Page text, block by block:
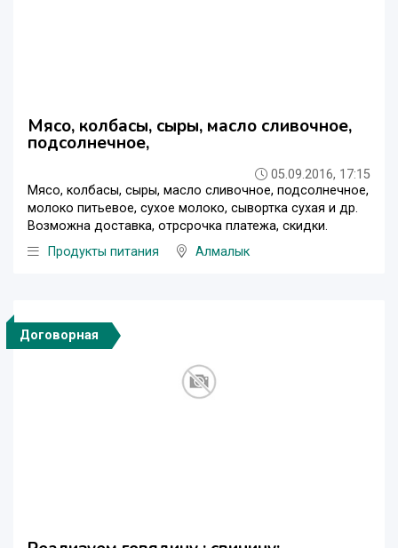
Мясо, колбасы, сыры, масло сливочное,
подсолнечное,
05.09.2016, 17:15
Мясо, колбасы, сыры, масло сливочное, подсолнечное,
молоко питьевое, сухое молоко, сывортка сухая и др.
Возможна доставка, отрсрочка платежа, скидки.
Продукты питания
Алмалык
Договорная